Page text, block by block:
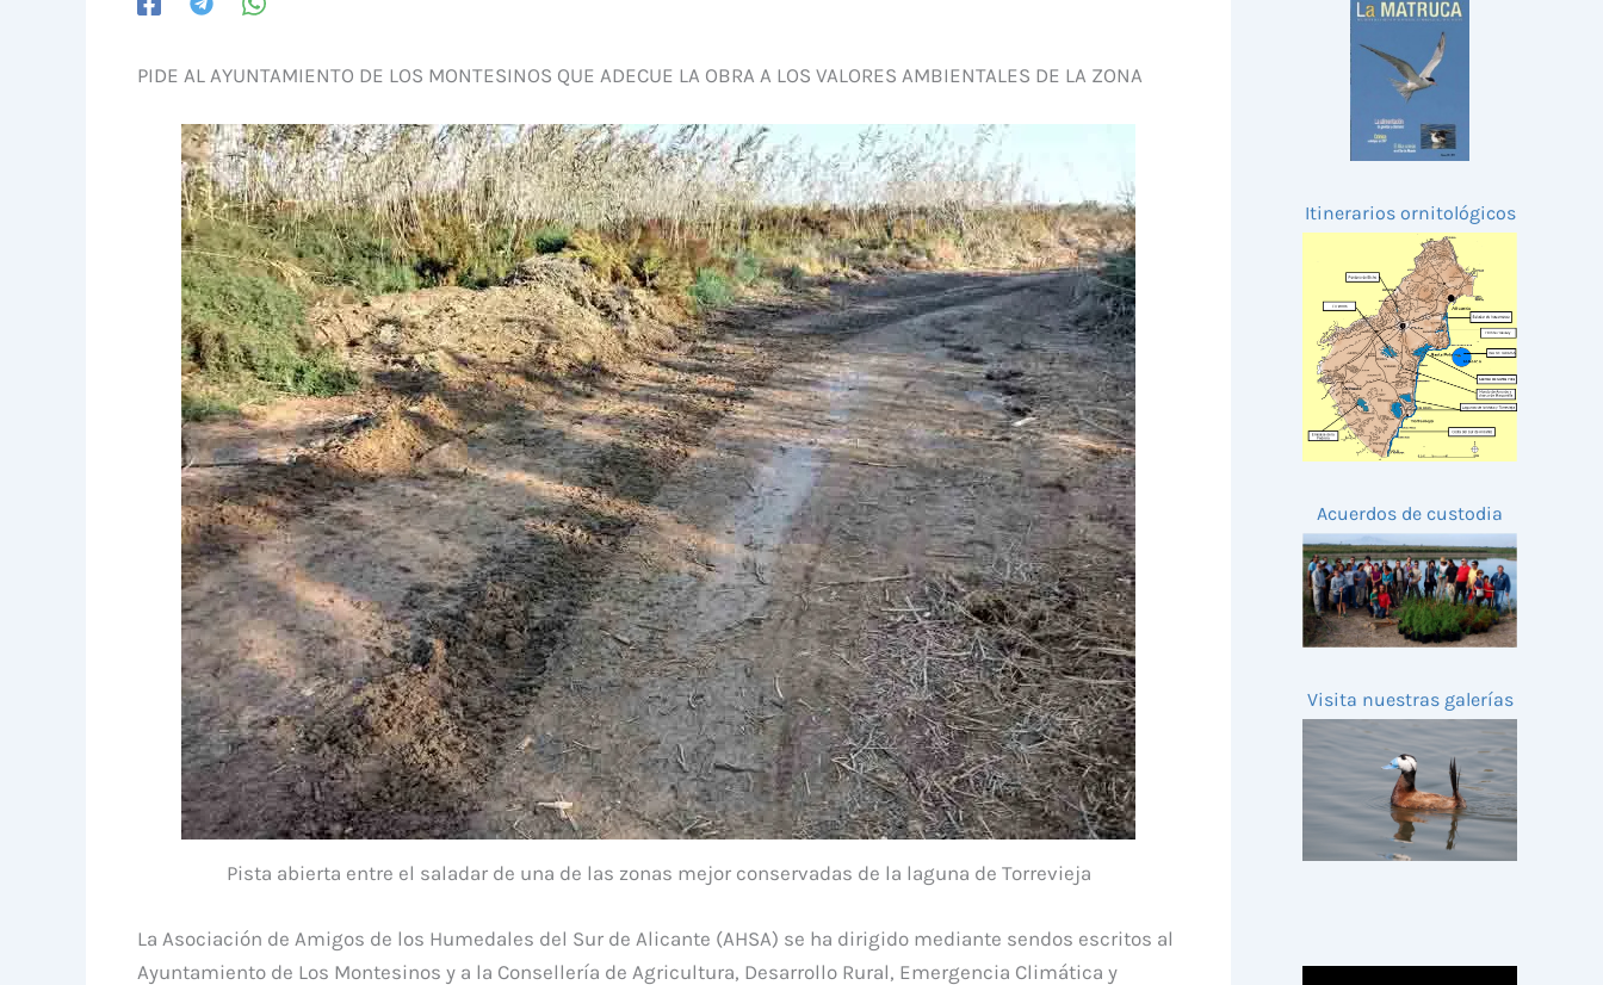
PIDE AL AYUNTAMIENTO DE LOS MONTESINOS QUE ADECUE LA OBRA A LOS VALORES AMBIENTALES DE LA ZONA
Pista abierta entre el saladar de una de las zonas mejor conservadas de la laguna de Torrevieja
La Asociación de Amigos de los Humedales del Sur de Alicante (AHSA) se ha dirigido mediante sendos escritos al
Ayuntamiento de Los Montesinos y a la Consellería de Agricultura, Desarrollo Rural, Emergencia Climática y
Itinerarios ornitológicos
Acuerdos de custodia
Visita nuestras galerías